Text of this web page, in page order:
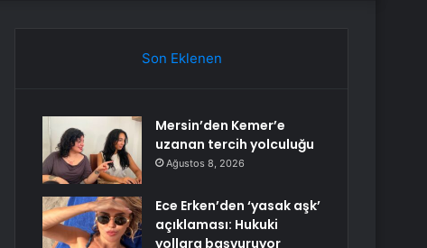
Son Eklenen
Mersin’den Kemer’e
uzanan tercih yolculuğu
Ağustos 8, 2026
Ece Erken’den ‘yasak aşk’
açıklaması: Hukuki
yollara başvuruyor